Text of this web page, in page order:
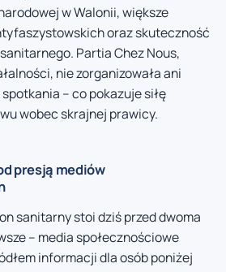
w Walonii, większe
oraz skuteczność
Partia Chez Nous,
nie zorganizowała ani
– co pokazuje siłę
wobec skrajnej prawicy.
presją mediów
sanitarny stoi dziś przed dwoma
– media społecznościowe
informacji dla osób poniżej